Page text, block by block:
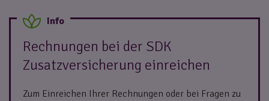
Rechnungen bei der SDK
Zusatzversicherung einreichen
Zum Einreichen Ihrer Rechnungen oder bei Fragen zu